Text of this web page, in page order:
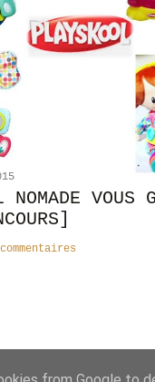
NOMADE VOUS